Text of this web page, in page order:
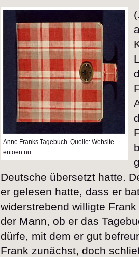
Anne Franks Tagebuch. Quelle: Website
entoen.nu
Deutsche übersetzt hatte.
er gelesen hatte, dass er
widerstrebend willigte
der Mann, ob er das
dürfe, mit dem er gut
Frank zunächst, doch